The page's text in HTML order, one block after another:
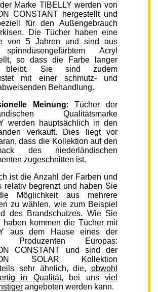
Marke TIBELLY werden von
CONSTANT hergestellt und
für den Außengebrauch
Die Tücher haben eine
von 5 Jahren und sind aus
Acryl
so dass die Farbe langer
bleibt. Sie sind zudem
mit einer schmutz- und
Behandlung.
Meinung: Tücher der
Qualitätsmarke
werden hauptsächlich in den
verkauft. Dies liegt vor
dass die Kollektion auf den
des niederländischen
zugeschnitten ist.
ist die Anzahl der Farben und
relativ begrenzt und haben Sie
Möglichkeit aus mehrere
zu wählen, wie zum Beispiel
des Brandschutzes. Wie Sie
haben kommen die Tücher mit
aus dem Hause eines der
Produzenten Europas:
CONSTANT und sind der
SOLAR Kollektion
sehr ähnlich, die, obwohl
in Qualität, bei unsviel
angeboten werden kann.